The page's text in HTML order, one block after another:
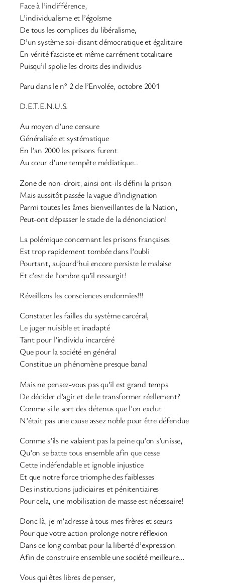
Face à l’indifférence,
L’individualisme et l’égoïsme
De tous les complices du libéralisme,
D’un système soi-disant démocratique et égalitaire
En vérité fasciste et même carrément totalitaire
Puisqu’il spolie les droits des individus
Paru dans le n° 2 de l’Envolée, octobre 2001
D.E.T.E.N.U.S.
Au moyen d’une censure
Généralisée et systématique
En l’an 2000 les prisons furent
Au cœur d’une tempête médiatique…
Zone de non-droit, ainsi ont-ils défini la prison
Mais aussitôt passée la vague d’indignation
Parmi toutes les âmes bienveillantes de la Nation,
Peut-ont dépasser le stade de la dénonciation!
La polémique concernant les prisons françaises
Est trop rapidement tombée dans l’oubli
Pourtant, aujourd’hui encore persiste le malaise
Et c’est de l’ombre qu’il ressurgit!
Réveillons les consciences endormies!!!
Constater les failles du système carcéral,
Le juger nuisible et inadapté
Tant pour l’individu incarcéré
Que pour la société en général
Constitue un phénomène presque banal
Mais ne pensez-vous pas qu’il est grand temps
De décider d’agir et de le transformer réellement?
Comme si le sort des détenus que l’on exclut
N’était pas une cause assez noble pour être défendue
Comme s’ils ne valaient pas la peine qu’on s’unisse,
Qu’on se batte tous ensemble afin que cesse
Cette indéfendable et ignoble injustice
Et que notre force triomphe des faiblesses
Des institutions judiciaires et pénitentiaires
Pour cela, une mobilisation de masse est nécessaire!
Donc là, je m’adresse à tous mes frères et sœurs
Pour que votre action prolonge notre réflexion
Dans ce long combat pour la liberté d’expression
Afin de construire ensemble une société meilleure…
Vous qui êtes libres de penser,